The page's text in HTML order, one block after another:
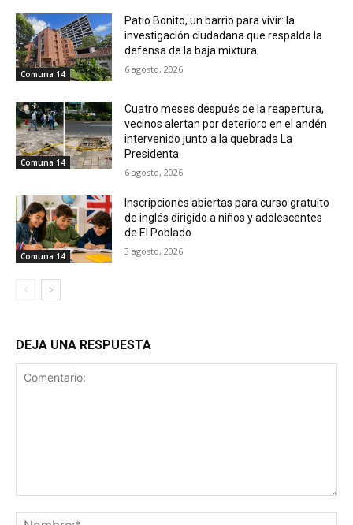
Comuna 14
Patio Bonito, un barrio para vivir: la
investigación ciudadana que respalda la
defensa de la baja mixtura
6 agosto, 2026
Comuna 14
Cuatro meses después de la reapertura,
vecinos alertan por deterioro en el andén
intervenido junto a la quebrada La
Presidenta
6 agosto, 2026
Comuna 14
Inscripciones abiertas para curso gratuito
de inglés dirigido a niños y adolescentes
de El Poblado
3 agosto, 2026
DEJA UNA RESPUESTA